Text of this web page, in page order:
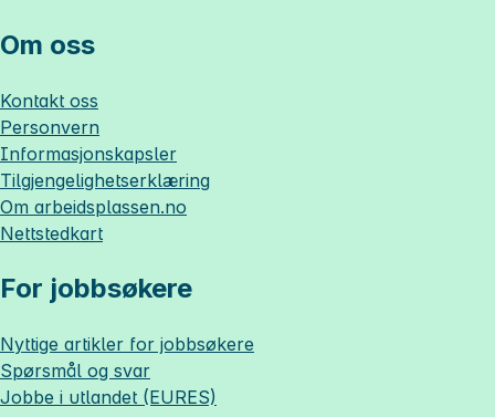
Om oss
Kontakt oss
Personvern
Informasjonskapsler
Tilgjengelighetserklæring
Om arbeidsplassen.no
Nettstedkart
For jobbsøkere
Nyttige artikler for jobbsøkere
Spørsmål og svar
Jobbe i utlandet (EURES)